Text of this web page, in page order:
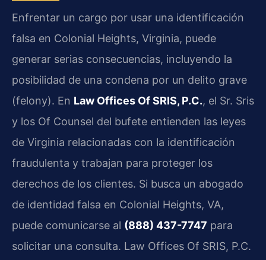
Enfrentar un cargo por usar una identificación
falsa en Colonial Heights, Virginia, puede
generar serias consecuencias, incluyendo la
posibilidad de una condena por un delito grave
(felony). En Law Offices Of SRIS, P.C., el Sr. Sris
y los Of Counsel del bufete entienden las leyes
de Virginia relacionadas con la identificación
fraudulenta y trabajan para proteger los
derechos de los clientes. Si busca un abogado
de identidad falsa en Colonial Heights, VA,
puede comunicarse al (888) 437-7747 para
solicitar una consulta. Law Offices Of SRIS, P.C.